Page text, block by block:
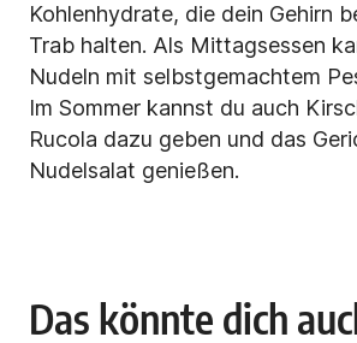
Kohlenhydrate, die dein Gehirn
Trab halten. Als Mittagsessen
Nudeln mit selbstgemachtem
Im Sommer kannst du auch
Rucola dazu geben und das
Nudelsalat genießen.
Das könnte dich